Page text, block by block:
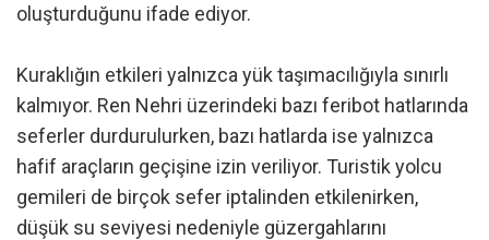
oluşturduğunu ifade ediyor.
Kuraklığın etkileri yalnızca yük taşımacılığıyla sınırlı
kalmıyor. Ren Nehri üzerindeki bazı feribot hatlarında
seferler durdurulurken, bazı hatlarda ise yalnızca
hafif araçların geçişine izin veriliyor. Turistik yolcu
gemileri de birçok sefer iptalinden etkilenirken,
düşük su seviyesi nedeniyle güzergahlarını